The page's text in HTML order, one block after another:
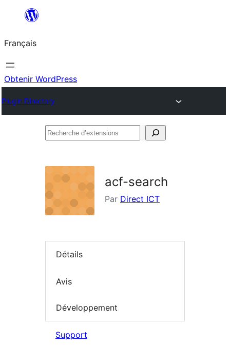
contenu
Français
Obtenir WordPress
Plugin Directory
Recherche
acf-search
Par Direct ICT
Détails
Avis
Développement
Support